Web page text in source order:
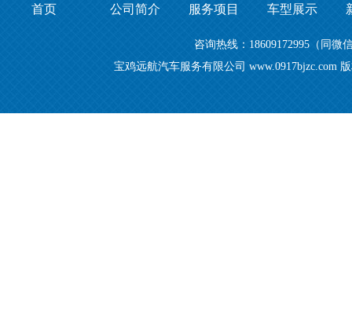
首页 公司简介 服务项目 车型展示
咨询热线：18609172995（同
宝鸡远航汽车服务有限公司